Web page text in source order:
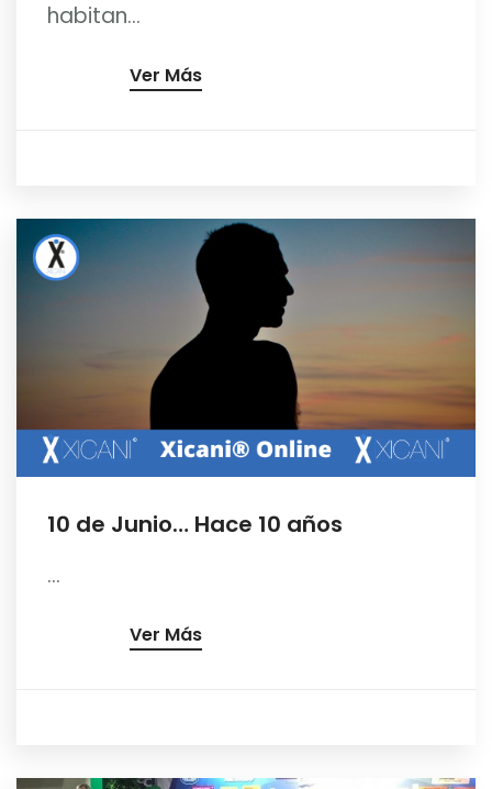
habitan...
Ver Más
10 de Junio… Hace 10 años
...
Ver Más